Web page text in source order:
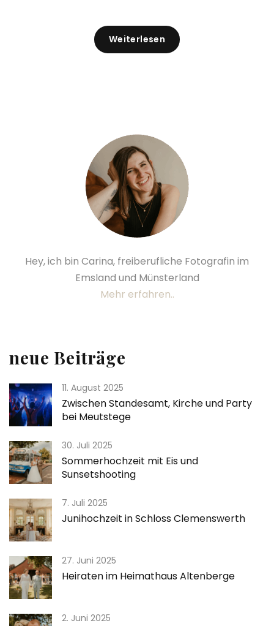
Weiterlesen
Hey, ich bin Carina, freiberufliche Fotografin im
Emsland und Münsterland
Mehr erfahren..
neue Beiträge
11. August 2025
Zwischen Standesamt, Kirche und Party
bei Meutstege
30. Juli 2025
Sommerhochzeit mit Eis und
Sunsetshooting
7. Juli 2025
Junihochzeit in Schloss Clemenswerth
27. Juni 2025
Heiraten im Heimathaus Altenberge
2. Juni 2025